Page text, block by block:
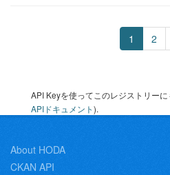
1 2
API Keyを使ってこのレジストリー
APIドキュメント).
About HODA
CKAN API